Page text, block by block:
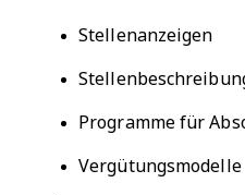
Stellenanzeigen
Programme für
Vergütungsmodelle